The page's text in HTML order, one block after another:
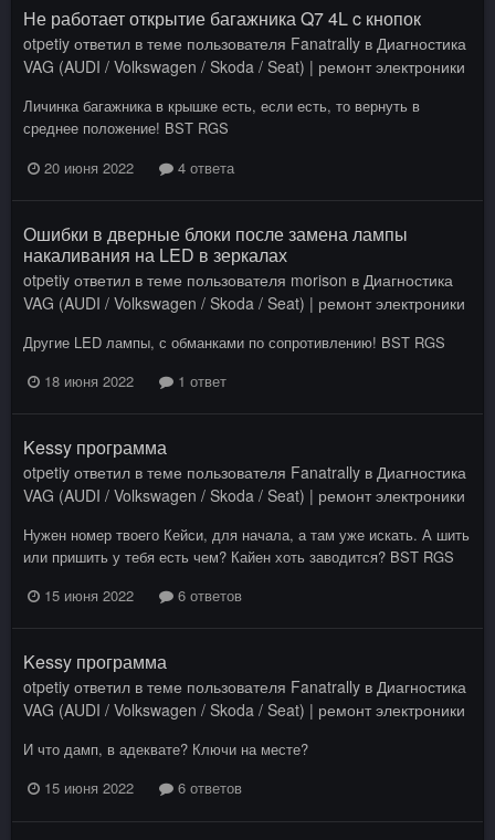
Не работает открытие багажника Q7 4L c кнопок
otpetiy ответил в теме пользователя Fanatrally в Диагностика
VAG (AUDI / Volkswagen / Skoda / Seat) | ремонт электроники
Личинка багажника в крышке есть, если есть, то вернуть в
среднее положение! BST RGS
20 июня 2022
4 ответа
Ошибки в дверные блоки после замена лампы
накаливания на LED в зеркалах
otpetiy ответил в теме пользователя morison в Диагностика
VAG (AUDI / Volkswagen / Skoda / Seat) | ремонт электроники
Другие LED лампы, с обманками по сопротивлению! BST RGS
18 июня 2022
1 ответ
Kessy программа
otpetiy ответил в теме пользователя Fanatrally в Диагностика
VAG (AUDI / Volkswagen / Skoda / Seat) | ремонт электроники
Нужен номер твоего Кейси, для начала, а там уже искать. А шить
или пришить у тебя есть чем? Кайен хоть заводится? BST RGS
15 июня 2022
6 ответов
Kessy программа
otpetiy ответил в теме пользователя Fanatrally в Диагностика
VAG (AUDI / Volkswagen / Skoda / Seat) | ремонт электроники
И что дамп, в адеквате? Ключи на месте?
15 июня 2022
6 ответов